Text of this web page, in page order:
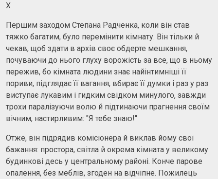
X
Першим заходом Степана Радченка, коли він став
тяжко багатим, було перемінити кімнату. Він тільки й
чекав, щоб здати в архів своє обдерте мешкання,
почуваючи до нього глуху ворожість за все, що в ньому
пережив, бо кімната людини знає найінтимніші її
пориви, підглядає її вагання, вбирає її думки і раз у раз
виступає лукавим і гидким свідком минулого, завжди
трохи паралізуючи волю й підтинаючи прагнення своїм
вічним, настирливим: "Я тебе знаю!"
Отже, він підрядив комісіонера й виклав йому свої
бажання: простора, світла й окрема кімната у великому
будинкові десь у центральному районі. Конче парове
опалення, без меблів, згоден на відчіпне. Пожилець